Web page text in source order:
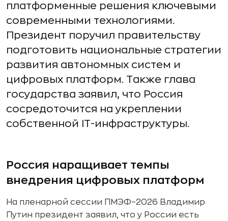
платформенные решения ключевыми
современными технологиями.
Президент поручил правительству
подготовить национальные стратегии
развития автономных систем и
цифровых платформ. Также глава
государства заявил, что Россия
сосредоточится на укреплении
собственной IT-инфраструктуры.
Россия наращивает темпы
внедрения цифровых платформ
На пленарной сессии ПМЭФ–2026 Владимир
Путин президент заявил, что у России есть